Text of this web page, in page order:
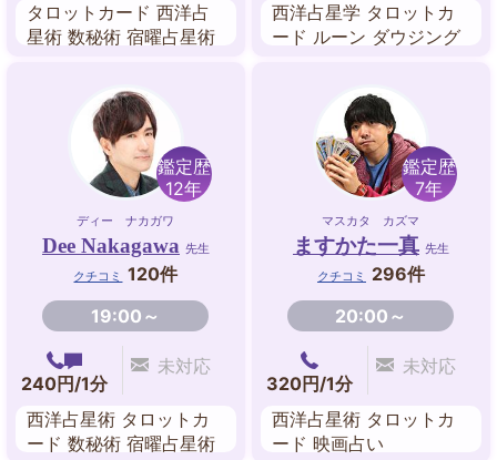
タロットカード 西洋占
星術 数秘術 宿曜占星術
西洋占星学 タロットカ
ード ルーン ダウジング
鑑定歴
12年
ディー ナカガワ
Dee Nakagawa 先生
クチコミ
120件
19:00～
240円/1分
未対応
西洋占星術 タロットカ
ード 数秘術 宿曜占星術
鑑定歴
7年
マスカタ カズマ
ますかた一真 先生
クチコミ
296件
20:00～
320円/1分
未対応
西洋占星術 タロットカ
ード 映画占い